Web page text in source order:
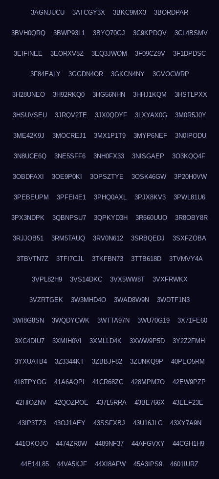
3AGNJUCU 3ATCGY3X 3BKC9MX3 3BORDPAR
3BVH0QRQ 3BWP93L1 3BYQ70GJ 3C9KPDQV 3CL4BSMV
3EIFINEE 3EORXV8Z 3EQ3JWOM 3F09CZ9V 3F1DPDSC
3F84EALY 3GGDN4OR 3GKCN4NY 3GVOCWRP
3H28UNEO 3H92RKQ0 3HG56NHN 3HHJ1KQM 3HSTLPXX
3HSUVSEU 3JRQV2TE 3JX0QDYF 3LXYAX0G 3M0R5J0Y
3ME42K9J 3MOCREJ1 3MX1P1T9 3MYP6NEF 3N0IPODU
3N8UCE6Q 3NE5SFF6 3NH0FX33 3NISGAEP 3O3KQQ4F
3OBDFAXI 3OE9P0KI 3OPSZTYE 3OSK46GW 3P20H0VW
3PEBEUPM 3PFEI4E1 3PHQ0AXL 3PJX8KV3 3PWL81U6
3PX3NDPK 3QBNPSU7 3QPKYD3H 3R660UUO 3R8OBY8R
3RJJOB51 3RM5TAUQ 3RV0N612 3SRBQEDJ 3SXFZOBA
3TBVTN7Z 3TFI7CJL 3TKFBN73 3TTB618D 3TVMVY4A
3VPL82H9 3VS14DKC 3VX5WW8T 3VXFRWKX
3VZRTGEK 3W3MHD4O 3WAD8W9N 3WDTF1N3
3WI8G8SN 3WQDYCWK 3WTTA97N 3WU70G19 3X71FE60
3XC4DIU7 3XMIH0VI 3XMLLD4K 3XWW9P5D 3Y2Z2FMH
3YXUATB4 3Z3344KT 3ZBBJF82 3ZUNKQ9P 40PEO5RM
418TPYOG 41A6AQPI 41CR68ZC 428MPM7O 42EW9PZP
42HIOZNV 42QOZROE 437L5RRA 43BE766X 43EEF23E
43IP3TZ3 43OJ1AEY 43SSFXBJ 43U16JLC 43XY7A9N
441OKOJO 4474ZR0W 4489NF37 44AFGVXY 44CGH1H9
44E14L85 44VA5KJF 44XI8AFW 45A3IPS9 4601IURZ